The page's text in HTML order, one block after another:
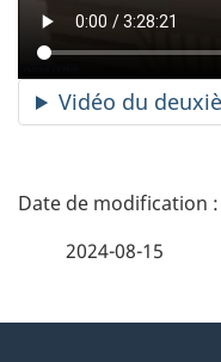
Vidéo du
D
2024-08-15